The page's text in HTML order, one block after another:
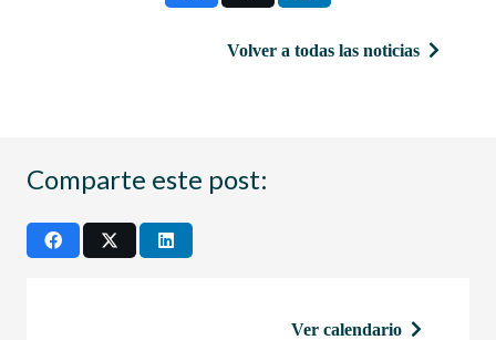
Volver a todas las noticias
Comparte este post:
Ver calendario